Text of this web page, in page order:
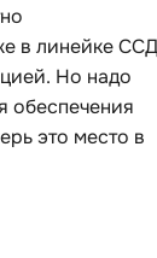
в линейке ССД
Но надо
обеспечения
это место в